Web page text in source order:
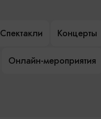
Спектакли Концерты
Онлайн-мероприятия